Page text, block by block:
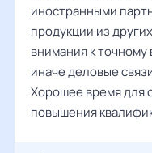
иностранными
продукции из
внимания к
иначе деловые
Хорошее время для
повышения